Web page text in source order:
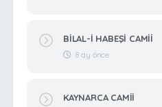
BİLAL-İ HABEŞİ CAMİİ
8 ay önce
KAYNARCA CAMİİ